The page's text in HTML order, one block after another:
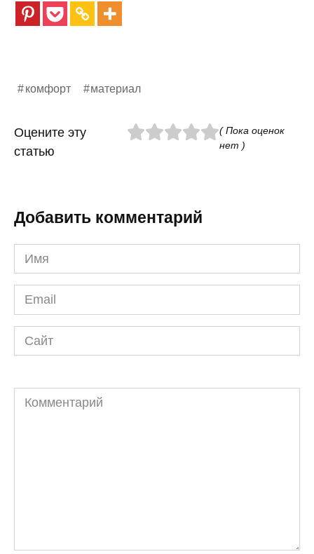
комфорт материал
Оцените эту
статью
( Пока оценок
нет )
Добавить комментарий
Имя
*
Email
*
Сайт
Комментарий